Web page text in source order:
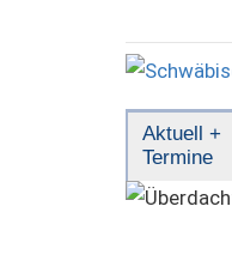
Aktuell +
Termine